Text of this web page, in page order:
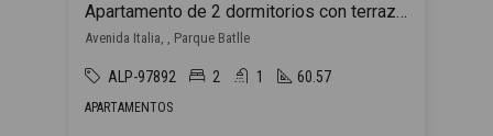
Apartamento de 2 dormitorios con terraza en Parque Batlle_ENTREGA INMEDIATA
Avenida Italia, , Parque Batlle
ALP-97892 2 1 60.57
APARTAMENTOS